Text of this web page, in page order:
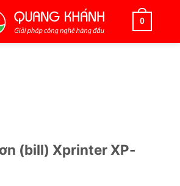
0
(bill) Xprinter XP-